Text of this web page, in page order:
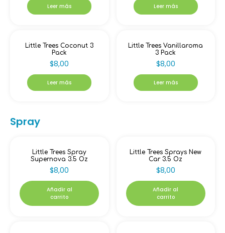
Leer más Leer más
Little Trees Coconut 3
Pack
$8,00
Leer más
Little Trees Vanillaroma
3 Pack
$8,00
Leer más
Spray
Little Trees Spray
Supernova 3.5 Oz
$8,00
Añadir al
carrito
Little Trees Sprays New
Car 3.5 Oz
$8,00
Añadir al
carrito